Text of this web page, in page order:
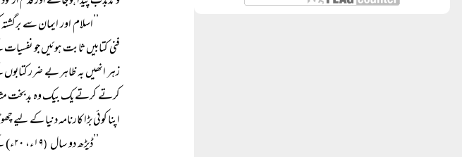
’’اسلام اور ایمان سے
فنی کتابیں ثابت ہوئیں جو
زہر انھیں بہ ظاہر بے ضرر کتابوں
کرتے کرتے یک بیک وہ بدبخت
اپنا کوئی بڑا کارنامہ دنیا کے لیے
’’ڈیڑھ دو سال (